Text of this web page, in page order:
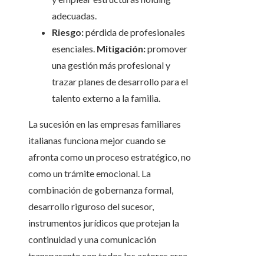
adecuadas.
Riesgo:pérdida de profesionales
esenciales. Mitigación:promover
una gestión más profesional y
trazar planes de desarrollo para el
talento externo a la familia.
La sucesión en las empresas familiares
italianas funciona mejor cuando se
afronta como un proceso estratégico, no
como un trámite emocional. La
combinación de gobernanza formal,
desarrollo riguroso del sucesor,
instrumentos jurídicos que protejan la
continuidad y una comunicación